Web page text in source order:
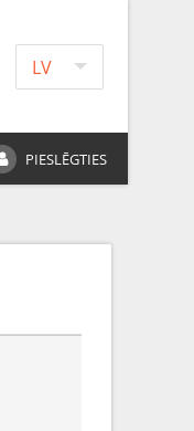
LV
PIESLĒGTIES